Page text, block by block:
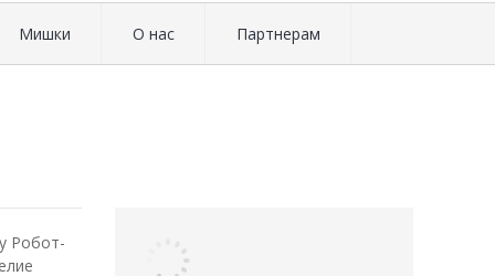
Мишки О нас Партнерам
Робот-